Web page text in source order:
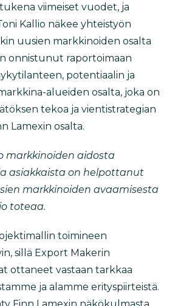
viimeiset vuodet, ja
Kallio näkee yhteistyön
uusien markkinoiden osalta
onnistunut raportoimaan
potentiaalin ja
alueiden osalta, joka on
tekoa ja vientistrategian
Lamexin osalta.
markkinoiden aidosta
asiakkaista on helpottanut
markkinoiden avaamisesta
toteaa.
toimineen
sillä Export Makerin
ottaneet vastaan tarkkaa
ja alamme erityspiirteistä.